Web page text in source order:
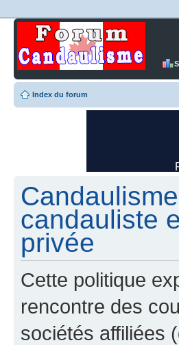
Index du forum
candauliste
privée
Cette politique
rencontre des
sociétés affiliées